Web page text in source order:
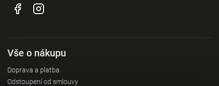
Vše o nákupu
Doprava a platba
Odstoupení od smlouvy